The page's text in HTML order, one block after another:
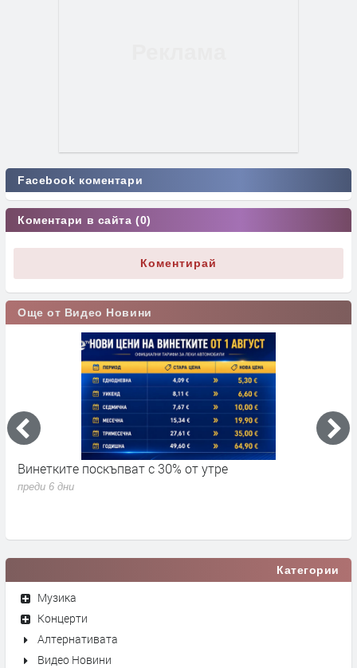
Facebook коментари
Коментари в сайта (0)
Коментирай
Още от Видео Новини
Винетките поскъпват с 30% от утре
преди 6 дни
Категории
Музика
Концерти
Алтернативата
Видео Новини